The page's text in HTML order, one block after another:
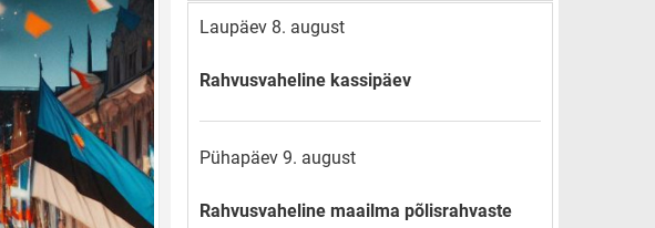
Laupäev 8. august
Rahvusvaheline kassipäev
Pühapäev 9. august
Rahvusvaheline maailma põlisrahvaste